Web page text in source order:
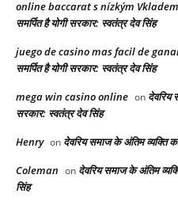
online baccarat s nízkým Vkladem
समर्पित है योगी सरकार: स्वतंत्र देव सिंह
juego de casino mas facil de
समर्पित है योगी सरकार: स्वतंत्र देव सिंह
mega win casino online on देवरिय
सरकार: स्वतंत्र देव सिंह
Henry on देवरिय समाज के अंतिम व्यक्ति
Coleman on देवरिय समाज के अंतिम
सिंह